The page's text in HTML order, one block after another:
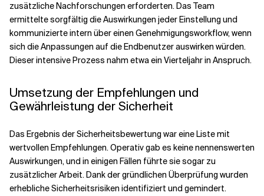
zusätzliche Nachforschungen erforderten. Das Team
ermittelte sorgfältig die Auswirkungen jeder Einstellung und
kommunizierte intern über einen Genehmigungsworkflow, wenn
sich die Anpassungen auf die Endbenutzer auswirken würden.
Dieser intensive Prozess nahm etwa ein Vierteljahr in Anspruch.
Umsetzung der Empfehlungen und
Gewährleistung der Sicherheit
Das Ergebnis der Sicherheitsbewertung war eine Liste mit
wertvollen Empfehlungen. Operativ gab es keine nennenswerten
Auswirkungen, und in einigen Fällen führte sie sogar zu
zusätzlicher Arbeit. Dank der gründlichen Überprüfung wurden
erhebliche Sicherheitsrisiken identifiziert und gemindert.